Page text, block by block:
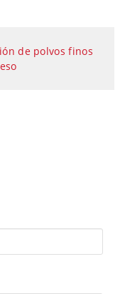
de polvos finos